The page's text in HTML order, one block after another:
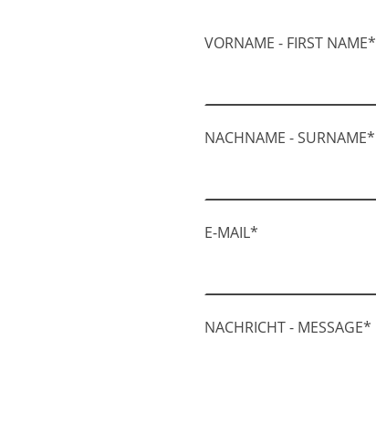
VORNAME - FIRST NAME*
NACHNAME - SURNAME*
E-MAIL*
NACHRICHT - MESSAGE*